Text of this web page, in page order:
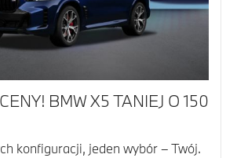
BMW X5 TANIEJ O 150
konfiguracji, jeden wybór – Twój.